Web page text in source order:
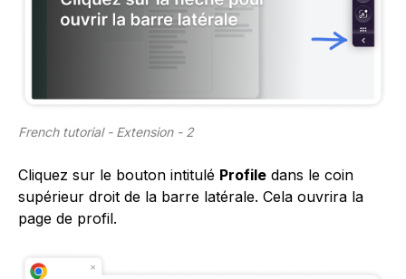
French tutorial - Extension - 2
Cliquez sur le bouton intitulé Profile dans le coin
supérieur droit de la barre latérale. Cela ouvrira la
page de profil.